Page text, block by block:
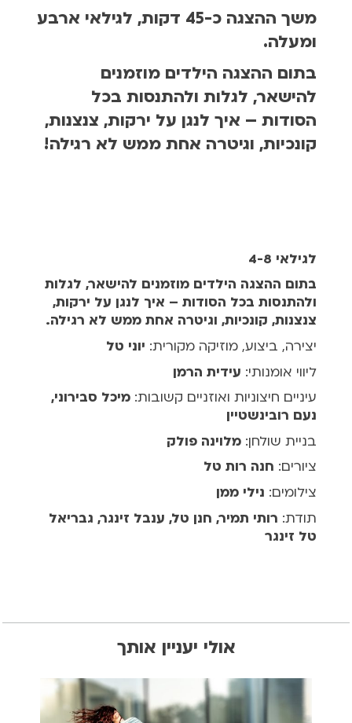
משך ההצגה כ-45 דקות, לגילאי ארבע
ומעלה.
בתום ההצגה הילדים מוזמנים
להישאר, לגלות ולהתנסות בכל
הסודות – איך לנגן על ירקות, צנצנות,
קונכיות, וגיטרה אחת ממש לא רגילה!
לגילאי 4-8
בתום ההצגה הילדים מוזמנים להישאר, לגלות
ולהתנסות בכל הסודות – איך לנגן על ירקות,
צנצנות, קונכיות, וגיטרה אחת ממש לא רגילה.
יצירה, ביצוע, מוזיקה מקורית: יוני טל
ליווי אומנותי: עידית הרמן
עיניים חיצוניות ואוזניים קשובות: מיכל סבירוני,
נעם רובינשטיין
בניית שולחן: מלוינה פולק
ציורים: חנה רות טל
צילומים: נילי ממן
תודת: רותי תמיר, חנן טל, ענבל זינגר, גבריאל
טל זינגר
אולי יעניין אותך